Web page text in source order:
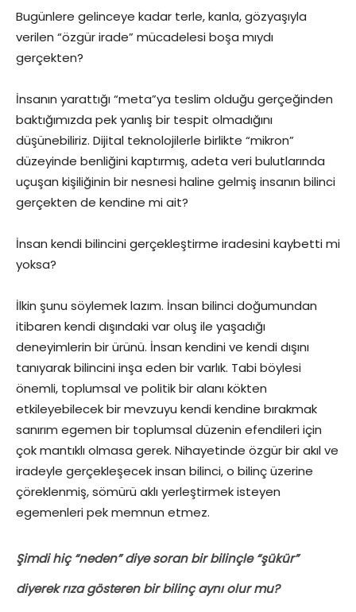
Bugünlere gelinceye kadar terle, kanla, gözyaşıyla
verilen “özgür irade” mücadelesi boşa mıydı
gerçekten?
İnsanın yarattığı “meta”ya teslim olduğu gerçeğinden
baktığımızda pek yanlış bir tespit olmadığını
düşünebiliriz. Dijital teknolojilerle birlikte “mikron”
düzeyinde benliğini kaptırmış, adeta veri bulutlarında
uçuşan kişiliğinin bir nesnesi haline gelmiş insanın bilinci
gerçekten de kendine mi ait?
İnsan kendi bilincini gerçekleştirme iradesini kaybetti mi
yoksa?
İlkin şunu söylemek lazım. İnsan bilinci doğumundan
itibaren kendi dışındaki var oluş ile yaşadığı
deneyimlerin bir ürünü. İnsan kendini ve kendi dışını
tanıyarak bilincini inşa eden bir varlık. Tabi böylesi
önemli, toplumsal ve politik bir alanı kökten
etkileyebilecek bir mevzuyu kendi kendine bırakmak
sanırım egemen bir toplumsal düzenin efendileri için
çok mantıklı olmasa gerek. Nihayetinde özgür bir akıl ve
iradeyle gerçekleşecek insan bilinci, o bilinç üzerine
çöreklenmiş, sömürü aklı yerleştirmek isteyen
egemenleri pek memnun etmez.
Şimdi hiç “neden” diye soran bir bilinçle “şükür”
diyerek rıza gösteren bir bilinç aynı olur mu?